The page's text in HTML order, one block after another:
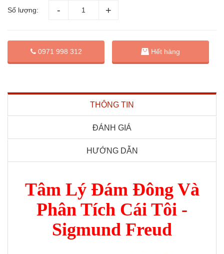
Số lượng:
0971 998 312 Hết hàng
THÔNG TIN
ĐÁNH GIÁ
HƯỚNG DẪN
Tâm Lý Đám Đông Và
Phân Tích Cái Tôi -
Sigmund Freud